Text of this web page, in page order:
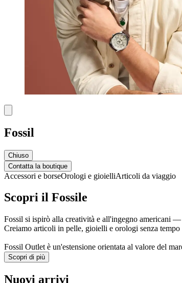
Fossil
Chiuso
Contatta la boutique
Accessori e borseOrologi e gioielliArticoli da viaggio
Scopri il Fossile
Fossil si ispirò alla creatività e all'ingegno americani
Creiamo articoli in pelle, gioielli e orologi senza
Fossil Outlet è un'estensione orientata al valore del
Scopri di più
Nuovi arrivi